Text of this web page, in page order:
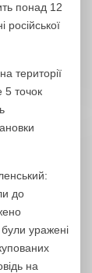
понад 12
території
точок
до
уражені
на